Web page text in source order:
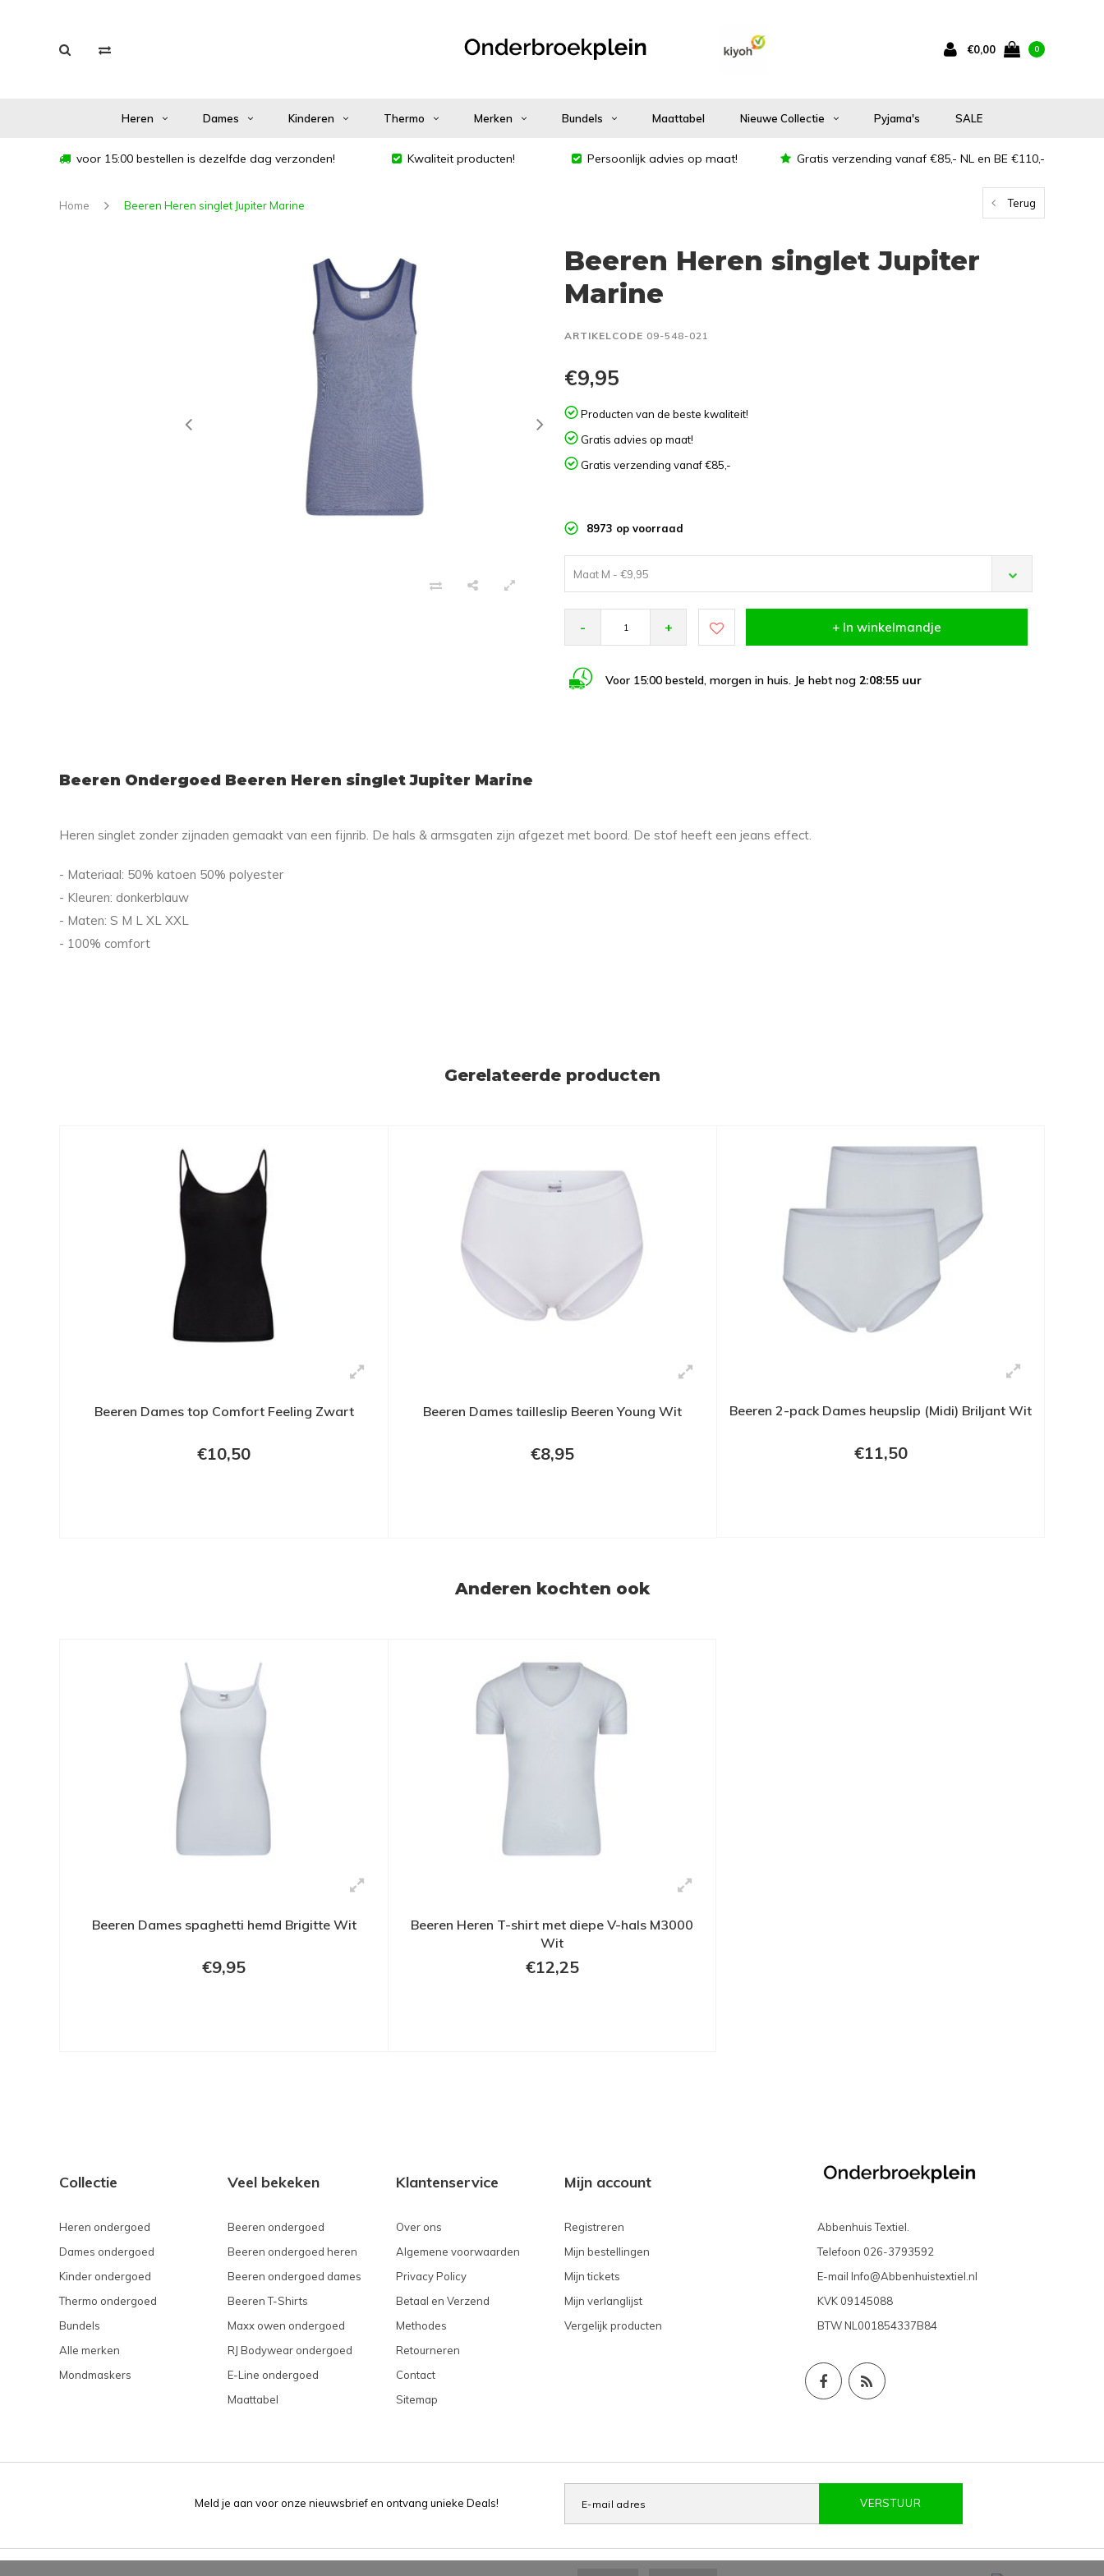
€0,00 0
Heren Dames Kinderen Thermo Merken Bundels Maattabel Nieuwe Collectie Pyjama's SALE
voor 15:00 bestellen is dezelfde dag verzonden! Kwaliteit producten! Persoonlijk advies op maat! Gratis verzending vanaf €85,- NL en BE €110,-
Home Beeren Heren singlet Jupiter Marine Terug
Beeren Heren singlet Jupiter
Marine
ARTIKELCODE 09-548-021
€9,95
Producten van de beste kwaliteit!
Gratis advies op maat!
Gratis verzending vanaf €85,-
8973 op voorraad
Maat M - €9,95
- + + In winkelmandje
Voor 15:00 besteld, morgen in huis. Je hebt nog 2:08:55 uur
Beeren Ondergoed Beeren Heren singlet Jupiter Marine
Heren singlet zonder zijnaden gemaakt van een fijnrib. De hals & armsgaten zijn afgezet met boord. De stof heeft een jeans effect.
- Materiaal: 50% katoen 50% polyester
- Kleuren: donkerblauw
- Maten: S M L XL XXL
- 100% comfort
Gerelateerde producten
Beeren Dames top Comfort Feeling Zwart
€10,50
Beeren Dames tailleslip Beeren Young Wit
€8,95
Beeren 2-pack Dames heupslip (Midi) Briljant Wit
€11,50
Anderen kochten ook
Beeren Dames spaghetti hemd Brigitte Wit
€9,95
Beeren Heren T-shirt met diepe V-hals M3000
Wit
€12,25
Collectie
Heren ondergoed
Dames ondergoed
Kinder ondergoed
Thermo ondergoed
Bundels
Alle merken
Mondmaskers
Veel bekeken
Beeren ondergoed
Beeren ondergoed heren
Beeren ondergoed dames
Beeren T-Shirts
Maxx owen ondergoed
RJ Bodywear ondergoed
E-Line ondergoed
Maattabel
Klantenservice
Over ons
Algemene voorwaarden
Privacy Policy
Betaal en Verzend
Methodes
Retourneren
Contact
Sitemap
Mijn account
Registreren
Mijn bestellingen
Mijn tickets
Mijn verlanglijst
Vergelijk producten
Abbenhuis Textiel.
Telefoon 026-3793592
E-mail Info@Abbenhuistextiel.nl
KVK 09145088
BTW NL001854337B84
Meld je aan voor onze nieuwsbrief en ontvang unieke Deals! VERSTUUR